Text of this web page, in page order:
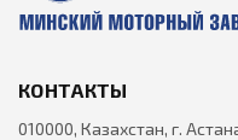
КОНТАКТЫ
010000, Казахстан, г.